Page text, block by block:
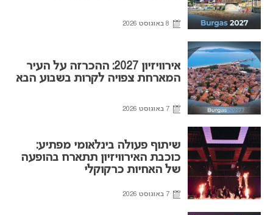
8 באוגוסט 2026
אירוויזיון 2027: ההכרזה על העיר
המארחת צפויה לקרות בשבוע הבא
7 באוגוסט 2026
שיתוף פעולה בינלאומי מפתיע:
כוכבת האירוויזיון תתארח בהופעה
של האחיות כרקוקלי
7 באוגוסט 2026